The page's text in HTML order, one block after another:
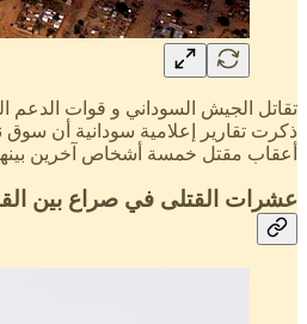
تقاتل الجيش السوداني و قوات الدعم
ذكرت تقارير إعلامية سودانية أن
أعقاب مقتل خمسة أشخاص آخرين
عشرات القتلى في صراع بين